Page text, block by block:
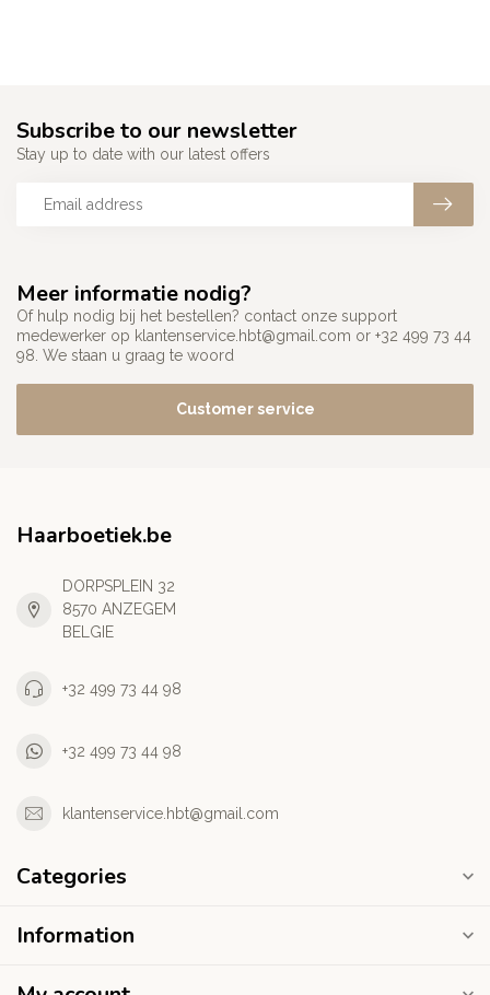
Meer informatie nodig?
Of hulp nodig bij het bestellen? contact onze support
medewerker op klantenservice.hbt@gmail.com or +32 499 73 44
98. We staan u graag te woord
Customer service
Subscribe to our newsletter
Stay up to date with our latest offers
Haarboetiek.be
DORPSPLEIN 32
8570 ANZEGEM
BELGIE
+32 499 73 44 98
+32 499 73 44 98
klantenservice.hbt@gmail.com
Categories
Information